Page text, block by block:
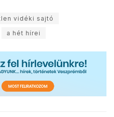
vidéki sajtó
a hét hírei